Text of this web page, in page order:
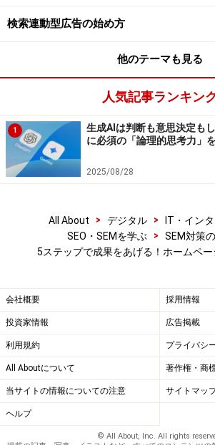
検索連動型広告の始め方
他のテーマも見る
人気記事ランキン
1
生成AIは判断も意思決定も
に必須の「論理的思考力」
2025/08/28
All About > デジタル > IT・イン
SEO・SEMを学ぶ
> SEM対策
5ステップで成果をあげる！ホームペ
会社概要 採用情報
投資家情報 広告掲載
利用規約 プライバシ
All Aboutについて 著作権・商
当サイトの情報についての注意 サイトマッ
ヘルプ
© All About, Inc. All rights